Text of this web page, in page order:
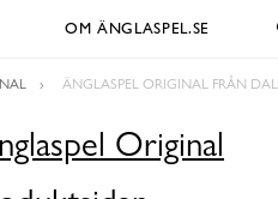
OM ÄNGLASPEL.SE
ÄNGLASPEL ORIGINAL FRÅN
Original